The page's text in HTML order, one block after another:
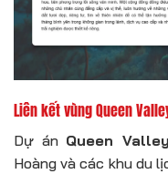
Liên kết vùng Queen
Dự án Queen Valley
Hoàng và các khu du